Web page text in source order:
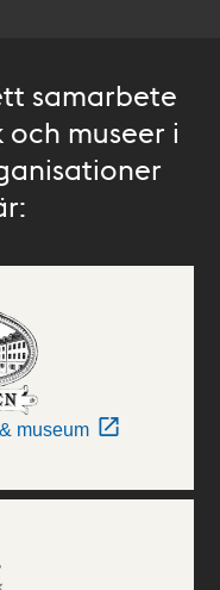
samarbete
museer i
museum